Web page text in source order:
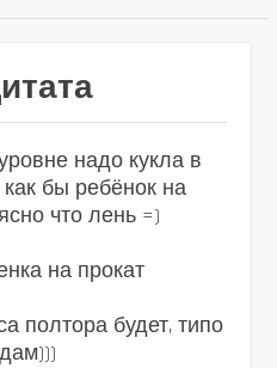
надо кукла в
бы ребёнок на
что лень =)
на прокат
полтора будет, типо